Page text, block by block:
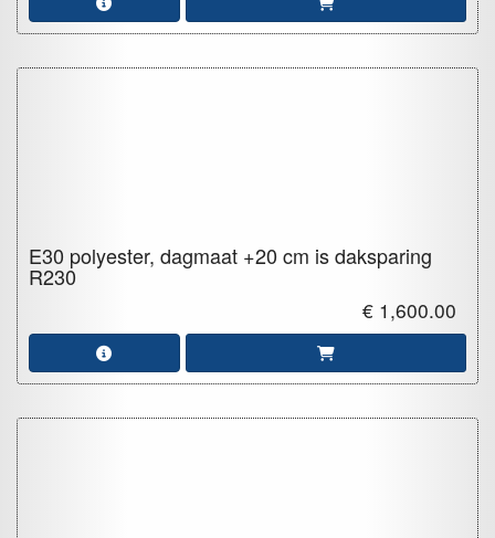
E30 polyester, dagmaat +20 cm is daksparing
R230
€ 1,600.00